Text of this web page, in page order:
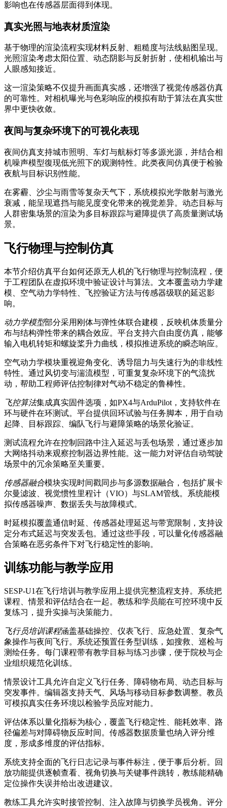
影响也在传感器层面得到体现。
真实光照与地表材质渲染
基于物理的渲染流程实现材料反射、粗糙度与法线贴图呈现。
光照渲染考虑太阳位置、动态阴影与反射折射，使相机输出与
人眼感知接近。
这一渲染策略不仅提升画面真实感，还增强了视觉传感器仿真
的可靠性。对相机曝光与色彩响应的模拟有助于算法在真实世
界中更快收敛。
夜间与复杂环境下的可视化表现
夜间仿真支持城市照明、车灯与航标灯等多源光源，并结合相
机噪声模型復现低光照下的观测特性。此类夜间仿真便于检验
夜航与目标识别性能。
在雾霾、沙尘与雨雪等复杂天气下，系统模拟光学散射与激光
衰减，能呈现遮挡与能见度变化带来的视觉差异。动态目标与
人群密集场景的渲染为多目标跟踪与避障提供了高质量测试场
景。
飞行物理与控制仿真
本节介绍仿真平台如何还原无人机的飞行物理与控制流程，便
于工程团队在虚拟环境中验证设计与算法。文本覆盖动力学建
模、空气动力学特性、飞控验证方法与传感器级联的延迟影
响。
动力学模型部分采用刚体与弹性体联合建模，反映机体质量分
布与结构弹性带来的耦合效应。平台支持六自由度仿真，能够
输入电机转矩和螺旋桨升力曲线，模拟推进系统的瞬态响应。
空气动力学模块重视迎角变化、诱导阻力与失速行为的非线性
特性。通过风切变与湍流模型，可重复复杂环境下的气流扰
动，帮助工程师评估控制律对气动不稳定的鲁棒性。
飞控算法集成真实固件选项，如PX4与ArduPilot，支持软件在
环与硬件在环测试。平台提供回环试验与任务脚本，用于自动
起降、目标跟踪、编队飞行与避障策略的场景化验证。
测试流程允许在控制回路中注入延迟与丢包场景，通过逐步加
大网络抖动来观察控制器边界性能。这一能力对评估自动驾驶
场景中的冗余策略至关重要。
传感器融合模块实现时间戳同步与多源数据融合，包括扩展卡
尔曼滤波、视觉惯性里程计（VIO）与SLAM管线。系统能模
拟传感器噪声、数据丢失与故障模式。
时延模拟覆盖通信时延、传感器处理延迟与带宽限制，支持设
定分布式延迟与突发丢包。通过这些手段，可以量化传感器融
合策略在恶劣条件下对飞行稳定性的影响。
训练功能与教学应用
SESP-U1在飞行培训与教学应用上提供完整流程支持。系统把
课程、情景和评估结合在一起。教练和学员能在可控环境中反
复练习，提升实操与决策能力。
飞行员培训课程涵盖基础操控、仪表飞行、应急处置、复杂气
象操作与夜间飞行。系统还预置任务型训练，如搜救、巡检与
测绘任务。每门课程带有教学目标与练习步骤，便于院校与企
业组织规范化训练。
情景设计工具允许自定义飞行任务、障碍物布局、动态目标与
突发事件。编辑器支持天气、风场与移动目标参数调整。教员
可模拟真实任务环境以检验学员应对能力。
评估体系以量化指标为核心，覆盖飞行稳定性、能耗效率、路
径偏差与对障碍物反应时间。传感器数据质量也纳入评分维
度，形成多维度的评估指标。
系统支持全面的飞行日志记录与事件标注，便于事后分析。回
放功能提供逐帧查看、视角切换与关键事件跳转，教练能精确
定位操作失误并给出改进建议。
教练工具允许实时接管控制、注入故障与切换学员视角。评分